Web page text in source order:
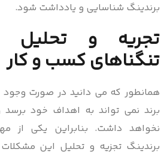
برندینگ شناسایی و یادداشت شود.
تجریه و تحلیل
تنگناهای کسب و کار
همانطور که می دانید در صورت
برند نمی تواند به اهداف خود برسد
نخواهد داشت. بنابراین یکی از
برندینگ تجزیه و تحلیل این